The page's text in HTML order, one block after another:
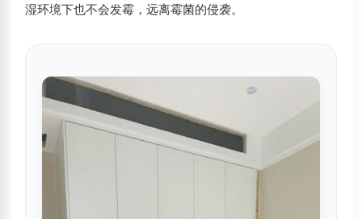
湿环境下也不会发霉，远离霉菌的侵袭。